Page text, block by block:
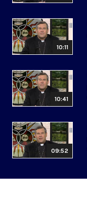
10:11
10:41
09:52